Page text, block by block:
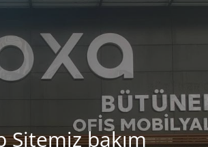
Sitemiz bakım